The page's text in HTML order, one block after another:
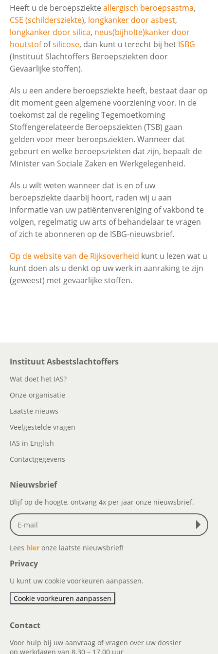
Contactgegevens
Zoeken
Heeft u de beroepsziekte allergisch beroepsastma,
CSE (schildersziekte), longkanker door asbest,
longkanker door silica, neus(bijholte)kanker door
houtstofofsilicose, dan kunt u terecht bij het ISBG
(Instituut Slachtoffers Beroepsziekten door
Gevaarlijke stoffen).
Als u een andere beroepsziekte heeft, bestaat daar op
dit moment geen algemene voorziening voor. In de
toekomst zal de regeling Tegemoetkoming
Stoffengerelateerde Beroepsziekten (TSB) gaan
gelden voor meer beroepsziekten. Wanneer dat
gebeurt en welke beroepsziekten dat zijn, bepaalt de
Minister van Sociale Zaken en Werkgelegenheid.
Als u wilt weten wanneer dat is en of uw
beroepsziekte daarbij hoort, raden wij u aan
informatie van uw patiëntenvereniging of vakbond te
volgen, regelmatig uw arts of behandelaar te vragen
of zich te abonneren op de ISBG-nieuwsbrief.
Op de website van de Rijksoverheid kunt u lezen wat u
kunt doen als u denkt op uw werk in aanraking te zijn
(geweest) met gevaarlijke stoffen.
Instituut Asbestslachtoffers
Wat doet het IAS?
Onze organisatie
Laatste nieuws
Veelgestelde vragen
IAS in English
Contactgegevens
Nieuwsbrief
Blijf op de hoogte, ontvang 4x per jaar onze nieuwsbrief.
Lees hier onze laatste nieuwsbrief!
Privacy
U kunt uw cookie voorkeuren aanpassen.
Cookie voorkeuren aanpassen
Contact
Voor hulp bij uw aanvraag of vragen over uw dossier
op werkdagen van 8.30 – 17.00 uur